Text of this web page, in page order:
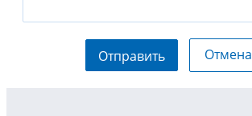
Отправить Отмена